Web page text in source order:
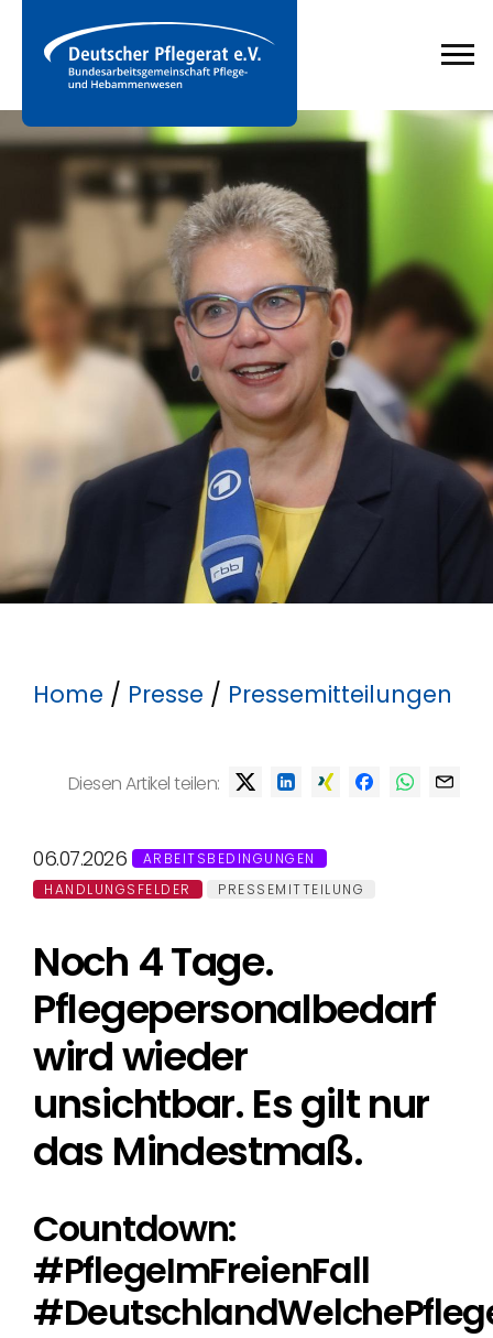
Home / Presse / Pressemitteilungen
Diesen Artikel teilen:
06.07.2026
ARBEITSBEDINGUNGEN
HANDLUNGSFELDER
PRESSEMITTEILUNG
Noch 4 Tage.
Pflegepersonalbedarf
wird wieder
unsichtbar. Es gilt nur
das Mindestmaß.
Countdown:
#PflegeImFreienFall